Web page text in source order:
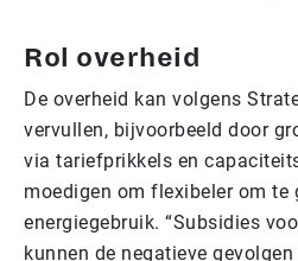
Rol overheid
De overheid kan volgens
vervullen, bijvoorbeeld door
via tariefprikkels en
moedigen om flexibeler om te
energiegebruik. “Subsidies
kunnen de negatieve gevolgen